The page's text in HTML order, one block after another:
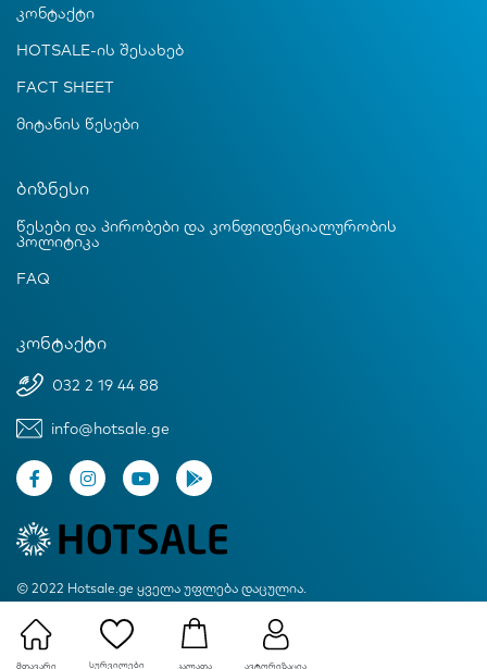
მთავარი სურვილები კალათა ავტორიზაცია
კონტაქტი
HOTSALE-ის შესახებ
FACT SHEET
მიტანის წესები
ბიზნესი
წესები და პირობები და კონფიდენციალურობის
პოლიტიკა
FAQ
კონტაქტი
032 2 19 44 88
info@hotsale.ge
© 2022 Hotsale.ge ყველა უფლება დაცულია.
Created by Proservice